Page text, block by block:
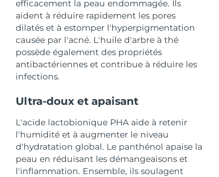
efficacement la peau endommagée. Ils
aident à réduire rapidement les pores
dilatés et à estomper l'hyperpigmentation
causée par l'acné. L'huile d'arbre à thé
possède également des propriétés
antibactériennes et contribue à réduire les
infections.
Ultra-doux et apaisant
L'acide lactobionique PHA aide à retenir
l'humidité et à augmenter le niveau
d'hydratation global. Le panthénol apaise la
peau en réduisant les démangeaisons et
l'inflammation. Ensemble, ils soulagent
Russie Livraison estimée8/19/26
Arabie saoudite Livraison estimée8/12/26
Singapour Livraison estimée
Slovaquie
Slovénie Livraison estimée
Afrique du Sud Livraison estimée8/19/26
Corée du Sud Livraison estimée8/13/26
Espagne Livraison estimée8/11/26